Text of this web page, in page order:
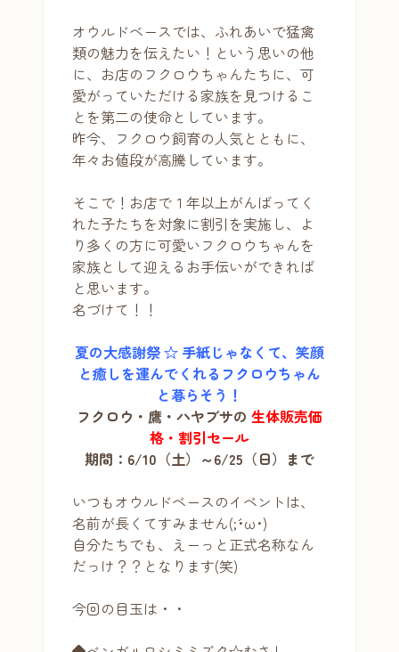
オウルドベースでは、ふれあいで猛禽
類の魅力を伝えたい！という思いの他
に、お店のフクロウちゃんたちに、可
愛がっていただける家族を見つけるこ
とを第二の使命としています。
昨今、フクロウ飼育の人気とともに、
年々お値段が高騰しています。
そこで！お店で１年以上がんばってく
れた子たちを対象に割引を実施し、よ
り多くの方に可愛いフクロウちゃんを
家族として迎えるお手伝いができれば
と思います。
名づけて！！
夏の大感謝祭 ☆ 手紙じゃなくて、笑顔
と癒しを運んでくれるフクロウちゃん
と暮らそう！
フクロウ・鷹・ハヤブサの 生体販売価
格・割引セール
期間：6/10（土）～6/25（日）まで
いつもオウルドベースのイベントは、
名前が長くてすみません(;´･ω･)
自分たちでも、えーっと正式名称なん
だっけ？？となります(笑)
今回の目玉は・・